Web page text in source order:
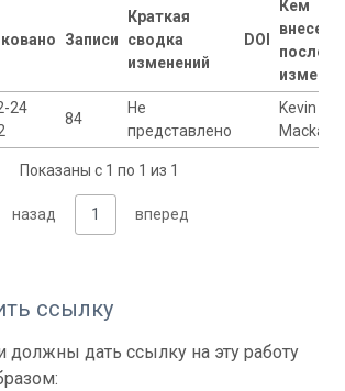
Записи
Краткая
сводка
изменений
DOI
Кем
внесены
24
84
Не
представлено
Kevin
Mackay
Показаны с 1 по 1 из 1
назад 1 вперед
ссылку
должны дать ссылку на эту работу